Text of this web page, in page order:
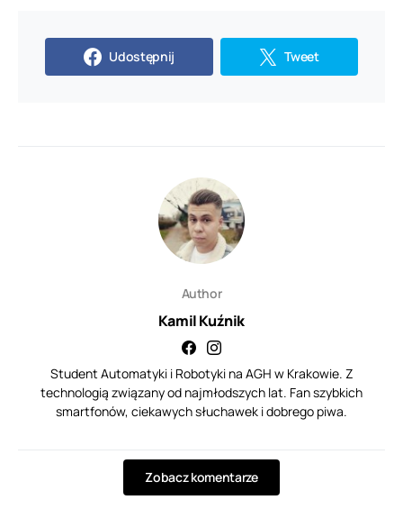
Udostępnij Tweet
Author
Kamil Kuźnik
Student Automatyki i Robotyki na AGH w Krakowie. Z
technologią związany od najmłodszych lat. Fan szybkich
smartfonów, ciekawych słuchawek i dobrego piwa.
Zobacz komentarze